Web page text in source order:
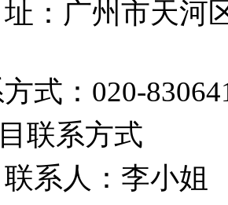
：广州市天河
方式
联系方式
系人：李小姐